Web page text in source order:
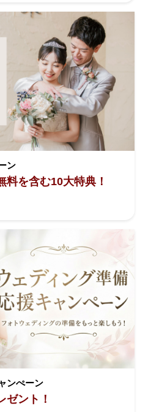
ン
料を含む10大特典！
ンぺーン
ゼント！